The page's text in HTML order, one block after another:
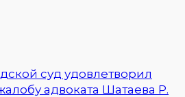
суд удовлетворил
адвоката Шатаева Р.